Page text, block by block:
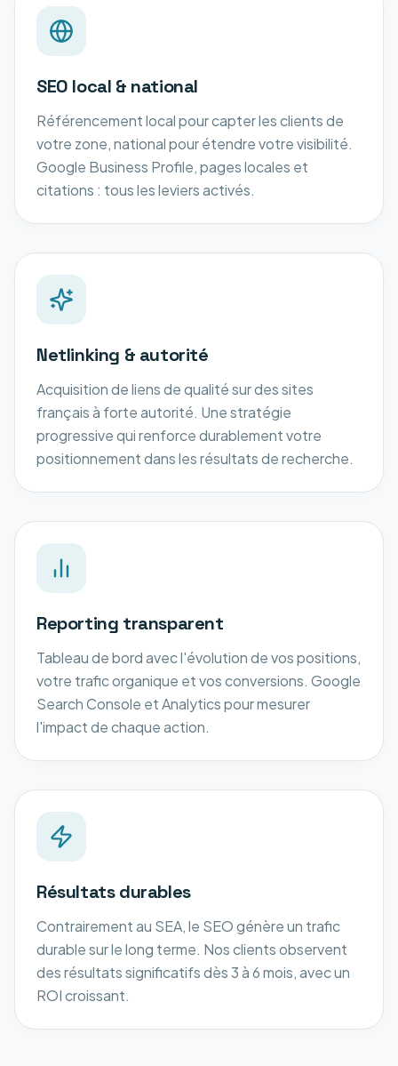
SEO local & national
Référencement local pour capter les clients de
votre zone, national pour étendre votre visibilité.
Google Business Profile, pages locales et
citations : tous les leviers activés.
Netlinking & autorité
Acquisition de liens de qualité sur des sites
français à forte autorité. Une stratégie
progressive qui renforce durablement votre
positionnement dans les résultats de recherche.
Reporting transparent
Tableau de bord avec l'évolution de vos positions,
votre trafic organique et vos conversions. Google
Search Console et Analytics pour mesurer
l'impact de chaque action.
Résultats durables
Contrairement au SEA, le SEO génère un trafic
durable sur le long terme. Nos clients observent
des résultats significatifs dès 3 à 6 mois, avec un
ROI croissant.